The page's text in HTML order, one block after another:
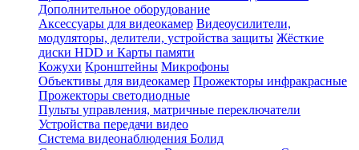
Дополнительное оборудование
Аксессуары для видеокамер Видеоусилители,
модуляторы, делители, устройства защиты Жёсткие
диски HDD и Карты памяти
Кожухи Кронштейны Микрофоны
Объективы для видеокамер Прожекторы инфракрасные
Прожекторы светодиодные
Пульты управления, матричные переключатели
Устройства передачи видео
Система видеонаблюдения Болид